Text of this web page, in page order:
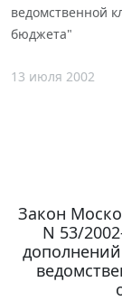
ведомственной
бюджета"
13 июля 2002
Закон
N 53/